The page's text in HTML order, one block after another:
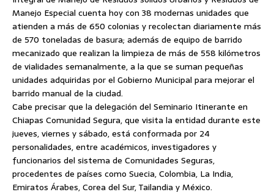
Manejo Especial cuenta hoy con 38 modernas unidades que
atienden a más de 650 colonias y recolectan diariamente más
de 570 toneladas de basura; además de equipo de barrido
mecanizado que realizan la limpieza de más de 558 kilómetros
de vialidades semanalmente, a la que se suman pequeñas
unidades adquiridas por el Gobierno Municipal para mejorar el
barrido manual de la ciudad.
Cabe precisar que la delegación del Seminario Itinerante en
Chiapas Comunidad Segura, que visita la entidad durante este
jueves, viernes y sábado, está conformada por 24
personalidades, entre académicos, investigadores y
funcionarios del sistema de Comunidades Seguras,
procedentes de países como Suecia, Colombia, La India,
Emiratos Árabes, Corea del Sur, Tailandia y México.